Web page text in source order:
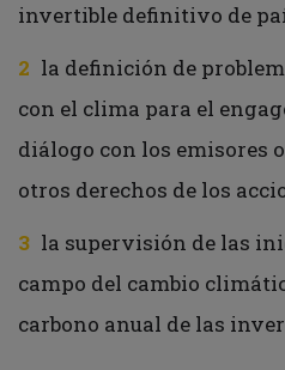
invertible definitivo de
la definición de
con el clima para el
diálogo con los emisores
otros derechos de los
la supervisión de las
campo del cambio
carbono anual de las